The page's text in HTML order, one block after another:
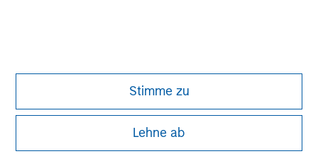
Stimme zu
Lehne ab
considerations.